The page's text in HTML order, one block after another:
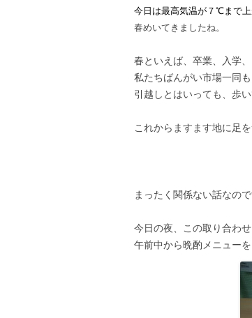
今日は最高気温が７℃まで上
春めいてきましたね。
春といえば、卒業、入学
私たちばんがい市場一同
引越しとはいっても、歩
これからますます地に足
まったく関係ない話なので
今日の夜、この取り合わ
午前中から晩酌メニュー